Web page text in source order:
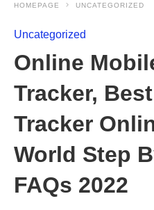
HOMEPAGE UNCATEGORIZED
Uncategorized
Online
Tracker,
Tracker
World Step
FAQs 2022